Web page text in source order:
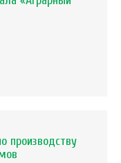
производству